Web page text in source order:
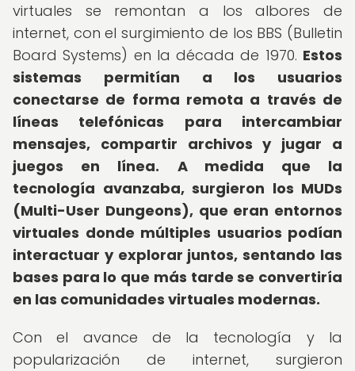
virtuales se remontan a los albores de
internet, con el surgimiento de los BBS (Bulletin
Board Systems) en la década de 1970. Estos
sistemas permitían a los usuarios
conectarse de forma remota a través de
líneas telefónicas para intercambiar
mensajes, compartir archivos y jugar a
juegos en línea.
A medida que la
tecnología avanzaba, surgieron los MUDs
(Multi-User Dungeons), que eran entornos
virtuales donde múltiples usuarios podían
interactuar y explorar juntos, sentando las
bases para lo que más tarde se convertiría
en las comunidades virtuales modernas.
Con el avance de la tecnología y la
popularización de internet, surgieron